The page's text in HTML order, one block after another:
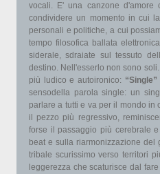
vocali. E' una canzone
condividere un momento in cui
personali e politiche, a cui
tempo filosofica ballata
siderale, sdraiate sul tessuto
destino. Nell'esserlo non sono
più ludico e autoironico: “Single”
sensodella parola single: un
parlare a tutti e va per il mondo
il pezzo più regressivo,
forse il passaggio più cerebrale
beat e sulla riarmonizzazione
tribale scurissimo verso territori
leggerezza che scaturisce dal